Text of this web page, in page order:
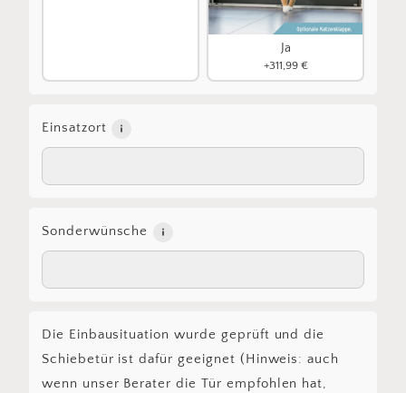
Ja
+311,99 €
Einsatzort
Sonderwünsche
Die Einbausituation wurde geprüft und die
Schiebetür ist dafür geeignet (Hinweis: auch
wenn unser Berater die Tür empfohlen hat,